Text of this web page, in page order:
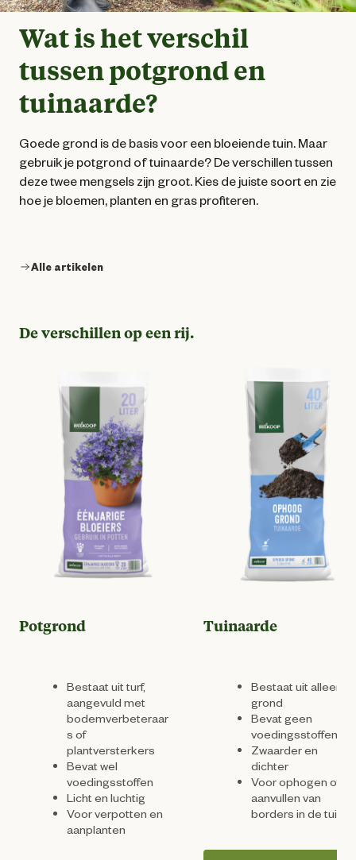
Wat is het verschil
tussen potgrond en
tuinaarde?
Goede grond is de basis voor een bloeiende tuin. Maar
gebruik je potgrond of tuinaarde? De verschillen tussen
deze twee mengsels zijn groot. Kies de juiste soort en zie
hoe je bloemen, planten en gras profiteren.
Alle artikelen
De verschillen op een rij.
Potgrond
Bestaat uit turf,
aangevuld met
bodemverbeteraar
s of
plantversterkers
Bevat wel
voedingsstoffen
Licht en luchtig
Voor verpotten en
aanplanten
Tuinaarde
Bestaat uit alleen
grond
Bevat geen
voedingsstoffen
Zwaarder en
dichter
Voor ophogen of
aanvullen van
borders in de tuin